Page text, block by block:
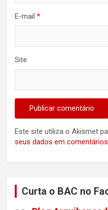
E-mail *
Site
Este site utiliza o Akismet
seus dados em
Curta o BAC no